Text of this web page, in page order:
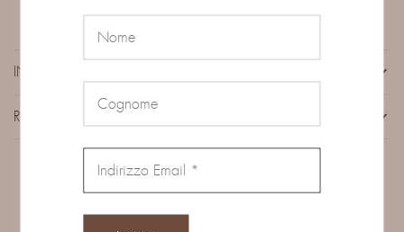
INFORMAZIONI AGGIUNTIVE
RECENSIONI (0)
Prodotti correlati